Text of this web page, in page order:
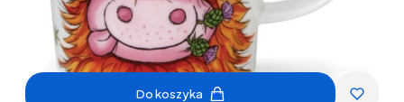
Do koszyka